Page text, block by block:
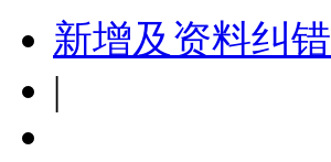
新增及资料纠错
|